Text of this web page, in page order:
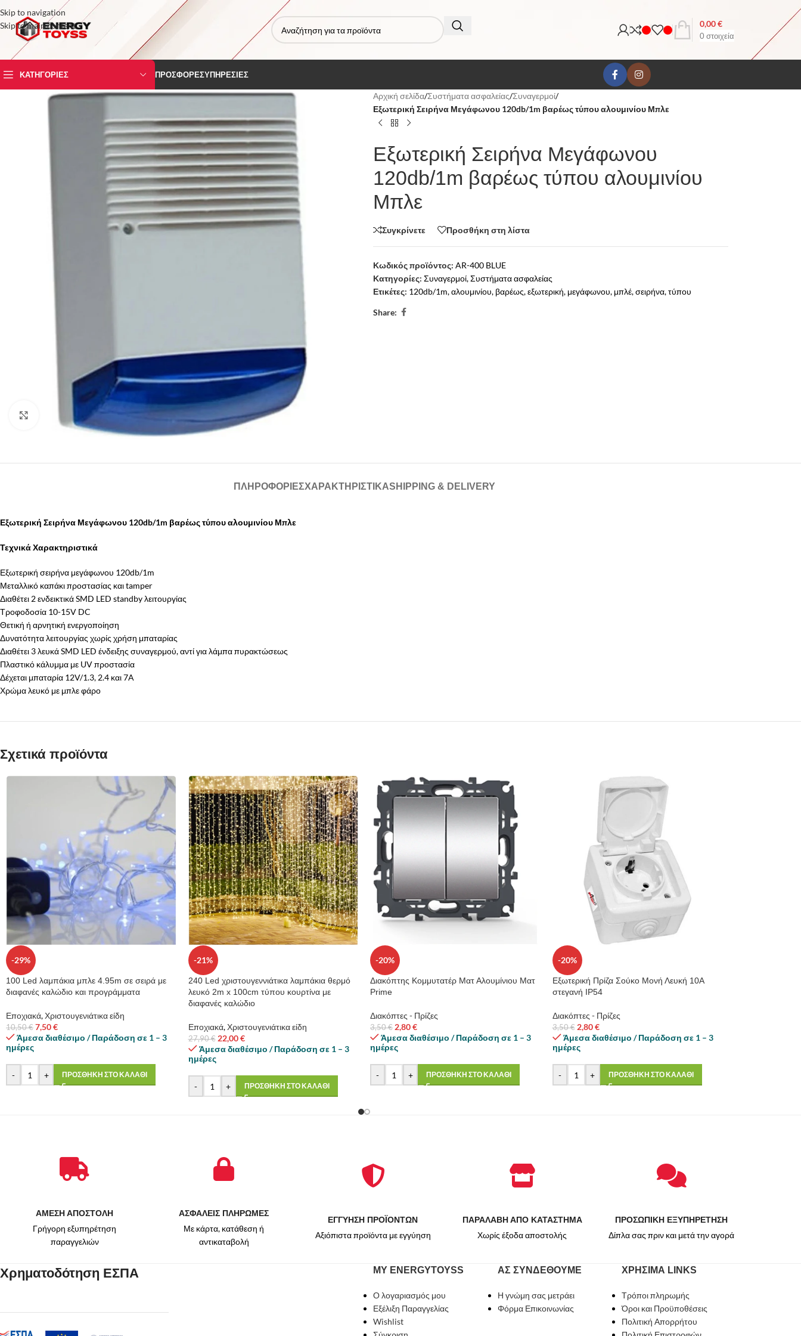
Skip to navigation
Skip to main content
0 στοιχεία
0,00€
ΚΑΤΗΓΟΡΙΕΣ ΠΡΟΣΦΟΡΕΣΥΠΗΡΕΣΙΕΣ
Κάντε κλικ για να μεγεθύνετε
Αρχική σελίδα/Συστήματα ασφαλείας/Συναγερμοί/
Εξωτερική Σειρήνα Μεγάφωνου 120db/1m βαρέως τύπου αλουμινίου Μπλε
Εξωτερική Σειρήνα Μεγάφωνου
120db/1m βαρέως τύπου αλουμινίου
Μπλε
Συγκρίνετε Προσθήκη στη λίστα
Κωδικός προϊόντος: AR-400 BLUE
Κατηγορίες: Συναγερμοί,Συστήματα ασφαλείας
Ετικέτες: 120db/1m,αλουμινίου, βαρέως,εξωτερική, μεγάφωνου, μπλέ,σειρήνα,τύπου
Share:
ΠΛΗΡΟΦΟΡΙΕΣΧΑΡΑΚΤΗΡΙΣΤΙΚΑSHIPPING & DELIVERY
Εξωτερική Σειρήνα Μεγάφωνου 120db/1m βαρέως τύπου αλουμινίου Μπλε
Τεχνικά Χαρακτηριστικά
Εξωτερική σειρήνα μεγάφωνου 120db/1m
Μεταλλικό καπάκι προστασίας και tamper
Διαθέτει 2 ενδεικτικά SMD LED standby λειτουργίας
Τροφοδοσία 10-15V DC
Θετική ή αρνητική ενεργοποίηση
Δυνατότητα λειτουργίας χωρίς χρήση μπαταρίας
Διαθέτει 3 λευκά SMD LED ένδειξης συναγερμού, αντί για λάμπα πυρακτώσεως
Πλαστικό κάλυμμα με UV προστασία
Δέχεται μπαταρία 12V/1.3, 2.4 και 7A
Χρώμα λευκό με μπλε φάρο
Σχετικά προϊόντα
-29%
100 Led λαμπάκια μπλε 4.95m σε σειρά με
διαφανές καλώδιο και προγράμματα
Εποχιακά,Χριστουγενιάτικα είδη
10,50€ 7,50€
Άμεσα διαθέσιμο / Παράδοση σε 1 – 3
ημέρες
- + ΠΡΟΣΘΗΚΗ ΣΤΟ ΚΑΛΑΘΙ
-21%
240 Led χριστουγεννιάτικα λαμπάκια θερμό
λευκό 2m x 100cm τύπου κουρτίνα με
διαφανές καλώδιο
Εποχιακά, Χριστουγενιάτικα είδη
27,90€ 22,00€
Άμεσα διαθέσιμο / Παράδοση σε 1 – 3
ημέρες
- + ΠΡΟΣΘΗΚΗ ΣΤΟ ΚΑΛΑΘΙ
-20%
Διακόπτης Κομμυτατέρ Ματ Αλουμίνιου Ματ
Prime
Διακόπτες - Πρίζες
3,50€ 2,80€
Άμεσα διαθέσιμο / Παράδοση σε 1 – 3
ημέρες
- + ΠΡΟΣΘΗΚΗ ΣΤΟ ΚΑΛΑΘΙ
-20%
Εξωτερική Πρίζα Σούκο Μονή Λευκή 10A
στεγανή IP54
Διακόπτες - Πρίζες
3,50€ 2,80€
Άμεσα διαθέσιμο / Παράδοση σε 1 – 3
ημέρες
- + ΠΡΟΣΘΗΚΗ ΣΤΟ ΚΑΛΑΘΙ
ΑΜΕΣΗ ΑΠΟΣΤΟΛΗ
Γρήγορη εξυπηρέτηση
παραγγελιών
ΑΣΦΑΛΕΙΣ ΠΛΗΡΩΜΕΣ
Με κάρτα, κατάθεση ή
αντικαταβολή
ΕΓΓΥΗΣΗ ΠΡΟΪΟΝΤΩΝ
Αξιόπιστα προϊόντα με εγγύηση
ΠΑΡΑΛΑΒΗ ΑΠΟ ΚΑΤΑΣΤΗΜΑ
Χωρίς έξοδα αποστολής
ΠΡΟΣΩΠΙΚΗ ΕΞΥΠΗΡΕΤΗΣΗ
Δίπλα σας πριν και μετά την αγορά
Χρηματοδότηση ΕΣΠΑ MY ENERGYTOYSS
Ο λογαριασμός μου
Εξέλιξη Παραγγελίας
Wishlist
ΑΣ ΣΥΝΔΕΘΟΥΜΕ
Η γνώμη σας μετράει
Φόρμα Επικοινωνίας
ΧΡΗΣΙΜΑ LINKS
Τρόποι πληρωμής
Όροι και Προϋποθέσεις
Πολιτική Απορρήτου